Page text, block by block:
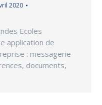
2020
Ecoles
application de
: messagerie
documents,